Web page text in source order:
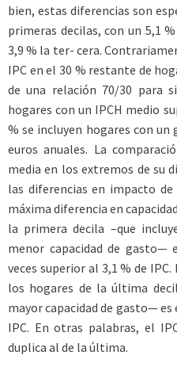
bien, estas diferencias son
primeras decilas, con un 5,1
3,9 % la ter- cera.
IPC en el 30 % restante de
de una relación 70/30 para
hogares con un IPCH medio
% se incluyen hogares con
euros anuales. La
media en los extremos de su
las diferencias en impacto
máxima diferencia en
la primera decila –que
menor capacidad de gasto—
veces superior al 3,1 % de
los hogares de la última
mayor capacidad de gasto— es
IPC. En otras palabras, el
duplica al de la última.